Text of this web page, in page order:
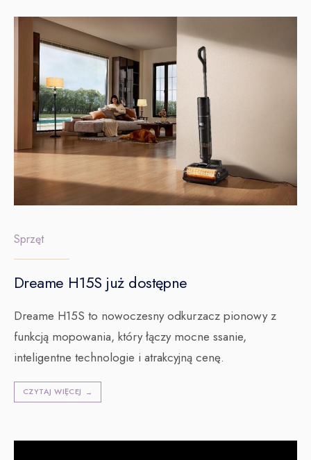
Sprzęt
Dreame H15S już dostępne
Dreame H15S to nowoczesny odkurzacz pionowy z
funkcją mopowania, który łączy mocne ssanie,
inteligentne technologie i atrakcyjną cenę.
CZYTAJ WIĘCEJ →